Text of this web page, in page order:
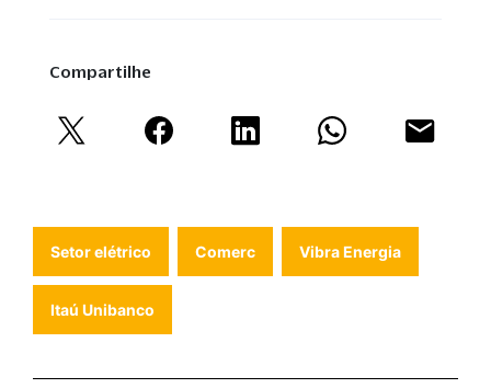
Compartilhe
Setor elétrico Comerc Vibra Energia
Itaú Unibanco